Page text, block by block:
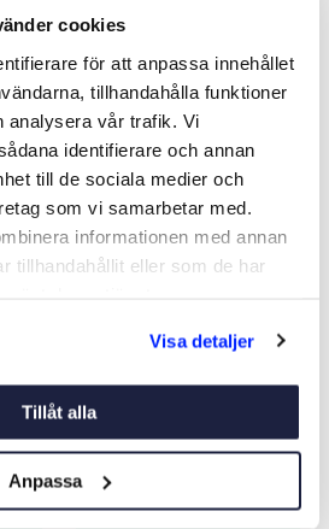
cookies
för att anpassa innehållet
tillhandahålla funktioner
analysera vår trafik. Vi
identifierare och annan
till de sociala medier och
som vi samarbetar med.
informationen med annan
tillhandahållit eller som de har
Visa detaljer
Tillåt alla
Anpassa
produkter
ETIKETTER T BRYT.OCH
68 kr